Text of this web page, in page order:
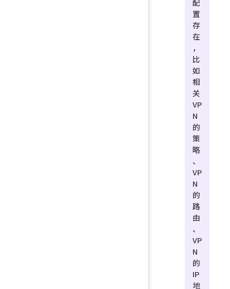
配
置
存
在
，
比
如
相
关
VP
N
的
策
略
、
VP
N
的
路
由
、
VP
N
的
IP
地